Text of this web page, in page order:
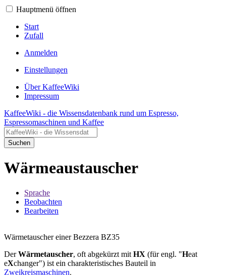
Hauptmenü öffnen
Start
Zufall
Anmelden
Einstellungen
Über KaffeeWiki
Impressum
KaffeeWiki - die Wissensdatenbank rund um Espresso,
Espressomaschinen und Kaffee
Suchen
Wärmeaustauscher
Sprache
Beobachten
Bearbeiten
Wärmetauscher einer Bezzera BZ35
DerWärmetauscher, oft abgekürzt mit HX (für engl. "Heat
eXchanger") ist ein charakteristisches Bauteil in
Zweikreismaschinen.